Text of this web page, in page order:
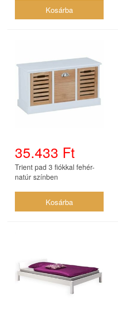
35.433 Ft
Trient pad 3 fiókkal fehér-
natúr színben